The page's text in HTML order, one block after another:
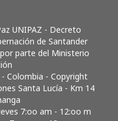
UNIPAZ - Decreto
de Santander
parte del Ministerio
Colombia - Copyright
Santa Lucía - Km 14
7:oo am - 12:oo m